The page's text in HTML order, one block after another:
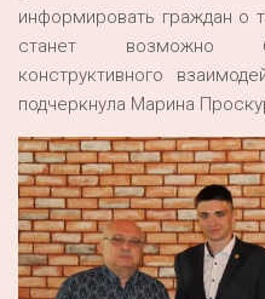
информировать граждан о
станет возможно
конструктивного
подчеркнула Марина